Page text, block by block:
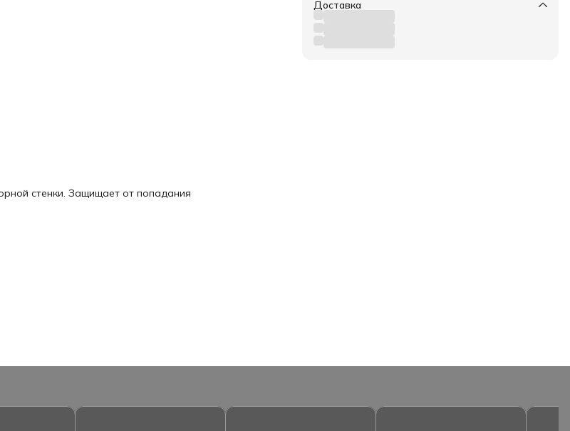
Доставка
стенки. Защищает от попадания